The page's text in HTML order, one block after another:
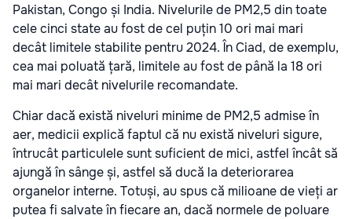
Pakistan, Congo și India. Nivelurile de PM2,5 din toate
cele cinci state au fost de cel puțin 10 ori mai mari
decât limitele stabilite pentru 2024. În Ciad, de exemplu,
cea mai poluată țară, limitele au fost de până la 18 ori
mai mari decât nivelurile recomandate.
Chiar dacă există niveluri minime de PM2,5 admise în
aer, medicii explică faptul că nu există niveluri sigure,
întrucât particulele sunt suficient de mici, astfel încât să
ajungă în sânge și, astfel să ducă la deteriorarea
organelor interne. Totuși, au spus că milioane de vieți ar
putea fi salvate în fiecare an, dacă normele de poluare